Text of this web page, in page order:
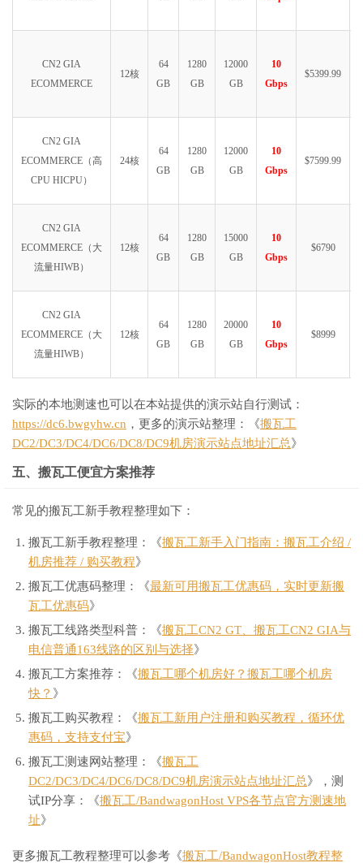
CN2 GIA
ECOMMERCE
12核
64
GB
1280
GB
12000
GB
10
Gbps
$5399.99
CN2 GIA
ECOMMERCE（高
CPU HICPU）
24核
64
GB
1280
GB
12000
GB
10
Gbps
$7599.99
CN2 GIA
ECOMMERCE（大
流量HIWB）
12核
64
GB
1280
GB
15000
GB
10
Gbps
$6790
CN2 GIA
ECOMMERCE（大
流量HIWB）
12核
64
GB
1280
GB
20000
GB
10
Gbps
$8999
实际的本地测速也可以在本站提供的演示站自行测试：
https://dc6.bwgyhw.cn ，更多的演示站整理：《搬瓦工
DC2/DC3/DC4/DC6/DC8/DC9机房演示站点地址汇总》
五、搬瓦工便宜方案推荐
常见的搬瓦工新手教程整理如下：
搬瓦工新手教程整理：《搬瓦工新手入门指南：搬瓦工介绍 /
机房推荐 / 购买教程》
搬瓦工优惠码整理：《最新可用搬瓦工优惠码，实时更新搬
瓦工优惠码》
搬瓦工线路类型科普：《搬瓦工CN2 GT、搬瓦工CN2 GIA与
电信普通163线路的区别与选择》
搬瓦工方案推荐：《搬瓦工哪个机房好？搬瓦工哪个机房
快？ 》
搬瓦工购买教程：《搬瓦工新用户注册和购买教程，循环优
惠码，支持支付宝》
搬瓦工测速网站整理：《搬瓦工
DC2/DC3/DC4/DC6/DC8/DC9机房演示站点地址汇总》，测
试IP分享：《搬瓦工/BandwagonHost VPS各节点官方测速地
址》
更多搬瓦工教程整理可以参考《搬瓦工/BandwagonHost教程整